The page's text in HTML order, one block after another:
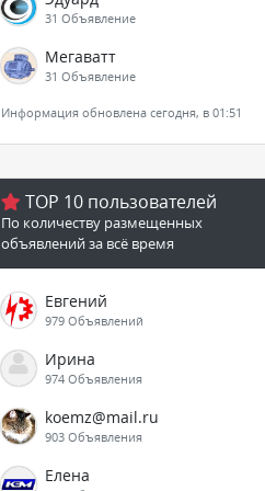
31 Объявление
Мегаватт
31 Объявление
Информация обновлена сегодня, в 01:51
TOP 10 пользователей
По количеству размещенных
объявлений за всё время
Евгений
979 Объявлений
Ирина
974 Объявления
koemz@mail.ru
903 Объявления
Елена